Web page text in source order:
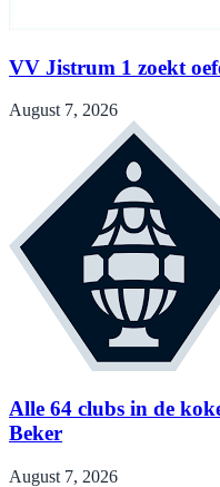
VV Jistrum 1 zoekt
August 7, 2026
Alle 64 clubs in de
Beker
August 7, 2026